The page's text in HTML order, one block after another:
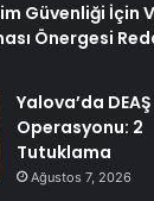
Güvenliği İçin
Önergesi
Yalova’da DEAŞ
Operasyonu: 2
Tutuklama
Ağustos 7, 2026